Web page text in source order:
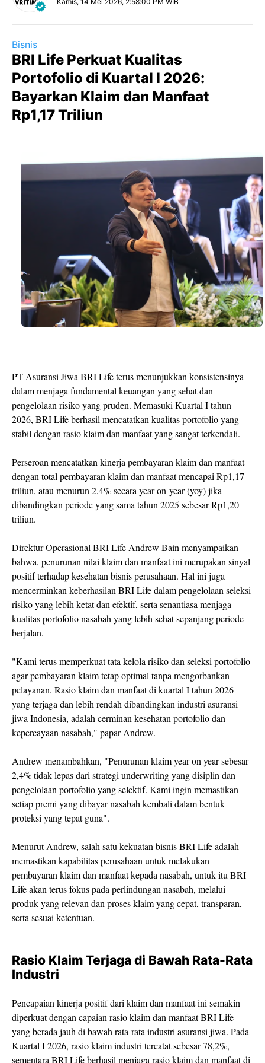
Bisnis
BRI Life Perkuat Kualitas
Portofolio di Kuartal I 2026:
Bayarkan Klaim dan Manfaat
Rp1,17 Triliun
PT Asuransi Jiwa BRI Life terus menunjukkan konsistensinya
dalam menjaga fundamental keuangan yang sehat dan
pengelolaan risiko yang pruden. Memasuki Kuartal I tahun
2026, BRI Life berhasil mencatatkan kualitas portofolio yang
stabil dengan rasio klaim dan manfaat yang sangat terkendali.
Perseroan mencatatkan kinerja pembayaran klaim dan manfaat
dengan total pembayaran klaim dan manfaat mencapai Rp1,17
triliun, atau menurun 2,4% secara year-on-year (yoy) jika
dibandingkan periode yang sama tahun 2025 sebesar Rp1,20
triliun.
Direktur Operasional BRI Life Andrew Bain menyampaikan
bahwa, penurunan nilai klaim dan manfaat ini merupakan sinyal
positif terhadap kesehatan bisnis perusahaan. Hal ini juga
mencerminkan keberhasilan BRI Life dalam pengelolaan seleksi
risiko yang lebih ketat dan efektif, serta senantiasa menjaga
kualitas portofolio nasabah yang lebih sehat sepanjang periode
berjalan.
"Kami terus memperkuat tata kelola risiko dan seleksi portofolio
agar pembayaran klaim tetap optimal tanpa mengorbankan
pelayanan. Rasio klaim dan manfaat di kuartal I tahun 2026
yang terjaga dan lebih rendah dibandingkan industri asuransi
jiwa Indonesia, adalah cerminan kesehatan portofolio dan
kepercayaan nasabah," papar Andrew.
Andrew menambahkan, "Penurunan klaim year on year sebesar
2,4% tidak lepas dari strategi underwriting yang disiplin dan
pengelolaan portofolio yang selektif. Kami ingin memastikan
setiap premi yang dibayar nasabah kembali dalam bentuk
proteksi yang tepat guna".
Menurut Andrew, salah satu kekuatan bisnis BRI Life adalah
memastikan kapabilitas perusahaan untuk melakukan
pembayaran klaim dan manfaat kepada nasabah, untuk itu BRI
Life akan terus fokus pada perlindungan nasabah, melalui
produk yang relevan dan proses klaim yang cepat, transparan,
serta sesuai ketentuan.
Rasio Klaim Terjaga di Bawah Rata-Rata
Industri
Pencapaian kinerja positif dari klaim dan manfaat ini semakin
diperkuat dengan capaian rasio klaim dan manfaat BRI Life
yang berada jauh di bawah rata-rata industri asuransi jiwa. Pada
Kuartal I 2026, rasio klaim industri tercatat sebesar 78,2%,
sementara BRI Life berhasil menjaga rasio klaim dan manfaat di